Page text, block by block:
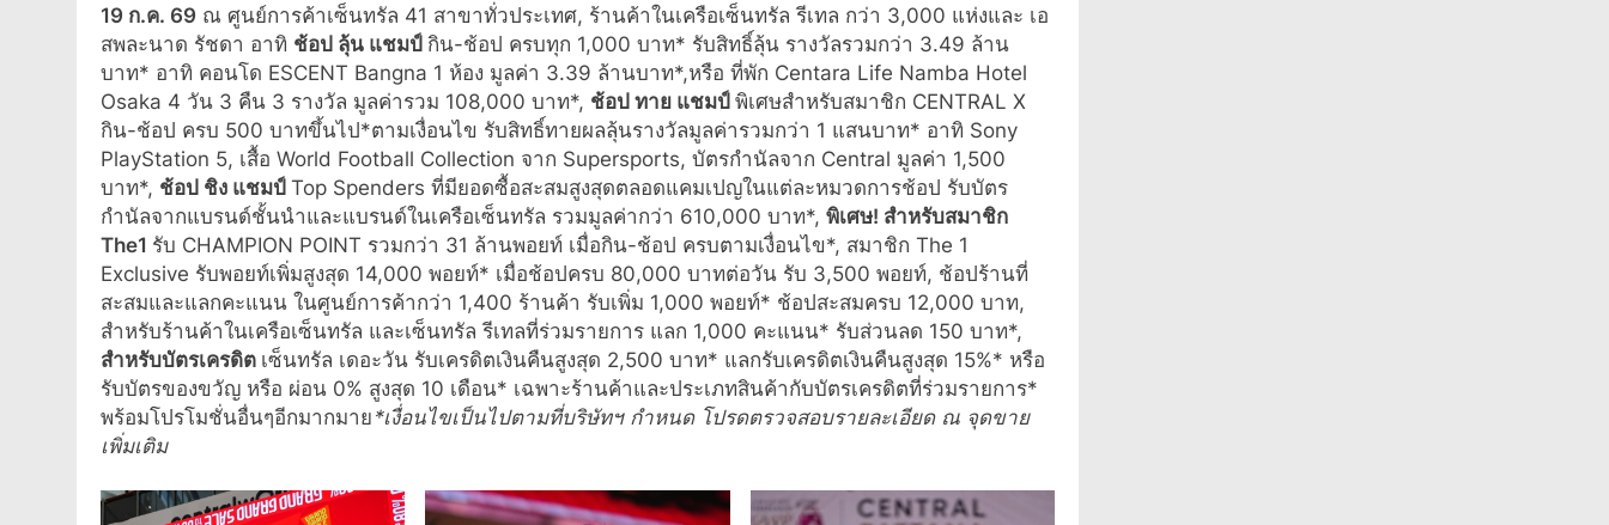
19 ก.ค. 69 ณ ศูนย์การค้าเซ็นทรัล 41 สาขาทั่วประเทศ, ร้านค้าในเครือเซ็นทรัล รีเทล กว่า 3,000 แห่งและ เอ
สพละนาด รัชดา อาทิ ช้อป ลุ้น แชมป์ กิน-ช้อป ครบทุก 1,000 บาท* รับสิทธิ์ลุ้น รางวัลรวมกว่า 3.49 ล้าน
บาท* อาทิ คอนโด ESCENT Bangna 1 ห้อง มูลค่า 3.39 ล้านบาท*,หรือ ที่พัก Centara Life Namba Hotel
Osaka 4 วัน 3 คืน 3 รางวัล มูลค่ารวม 108,000 บาท*, ช้อป ทาย แชมป์ พิเศษสำหรับสมาชิก CENTRAL X
กิน-ช้อป ครบ 500 บาทขึ้นไป*ตามเงื่อนไข รับสิทธิ์ทายผลลุ้นรางวัลมูลค่ารวมกว่า 1 แสนบาท* อาทิ Sony
PlayStation 5, เสื้อ World Football Collection จาก Supersports, บัตรกำนัลจาก Central มูลค่า 1,500
บาท*, ช้อป ชิง แชมป์ Top Spenders ที่มียอดซื้อสะสมสูงสุดตลอดแคมเปญในแต่ละหมวดการช้อป รับบัตร
กำนัลจากแบรนด์ชั้นนำและแบรนด์ในเครือเซ็นทรัล รวมมูลค่ากว่า 610,000 บาท*, พิเศษ! สำหรับสมาชิก
The1 รับ CHAMPION POINT รวมกว่า 31 ล้านพอยท์ เมื่อกิน-ช้อป ครบตามเงื่อนไข*, สมาชิก The 1
Exclusive รับพอยท์เพิ่มสูงสุด 14,000 พอยท์* เมื่อช้อปครบ 80,000 บาทต่อวัน รับ 3,500 พอยท์, ช้อปร้านที่
สะสมและแลกคะแนน ในศูนย์การค้ากว่า 1,400 ร้านค้า รับเพิ่ม 1,000 พอยท์* ช้อปสะสมครบ 12,000 บาท,
สำหรับร้านค้าในเครือเซ็นทรัล และเซ็นทรัล รีเทลที่ร่วมรายการ แลก 1,000 คะแนน* รับส่วนลด 150 บาท*,
สำหรับบัตรเครดิต เซ็นทรัล เดอะวัน รับเครดิตเงินคืนสูงสุด 2,500 บาท* แลกรับเครดิตเงินคืนสูงสุด 15%* หรือ
รับบัตรของขวัญ หรือ ผ่อน 0% สูงสุด 10 เดือน* เฉพาะร้านค้าและประเภทสินค้ากับบัตรเครดิตที่ร่วมรายการ*
พร้อมโปรโมชั่นอื่นๆอีกมากมาย *เงื่อนไขเป็นไปตามที่บริษัทฯ กำหนด โปรดตรวจสอบรายละเอียด ณ จุดขาย
เพิ่มเติม